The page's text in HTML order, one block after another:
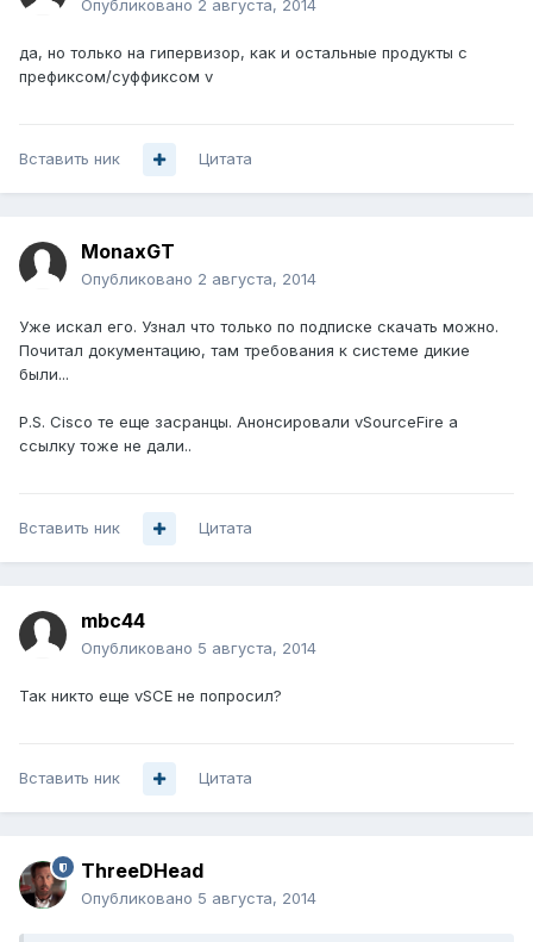
Опубликовано 2 августа, 2014
да, но только на гипервизор, как и остальные продукты с
префиксом/суффиксом v
Вставить ник Цитата
MonaxGT
Опубликовано 2 августа, 2014
Уже искал его. Узнал что только по подписке скачать можно.
Почитал документацию, там требования к системе дикие
были...
P.S. Cisco те еще засранцы. Анонсировали vSourceFire а
ссылку тоже не дали..
Вставить ник Цитата
mbc44
Опубликовано 5 августа, 2014
Так никто еще vSCE не попросил?
Вставить ник Цитата
ThreeDHead
Опубликовано 5 августа, 2014